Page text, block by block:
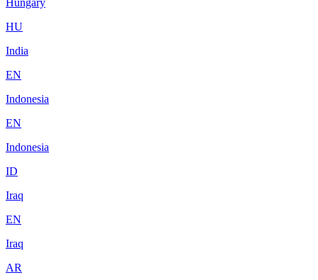
Hungary
HU
India
EN
Indonesia
EN
Indonesia
ID
Iraq
EN
Iraq
AR